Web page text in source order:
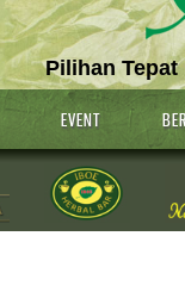
Pilihan Tepat
EVENT